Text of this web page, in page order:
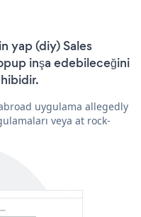
yap (diy) Sales
inşa edebileceğini
uygulama allegedly
veya at rock-